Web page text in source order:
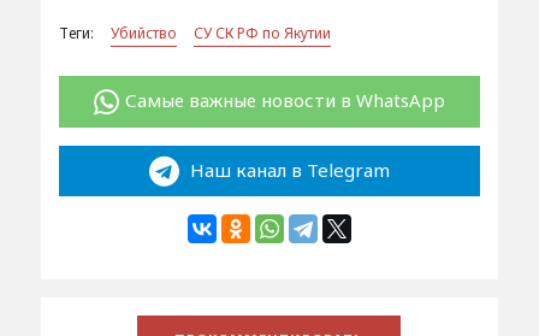
Теги: Убийство СУ СК РФ по Якутии
Самые важные новости в WhatsApp
Наш канал в Telegram